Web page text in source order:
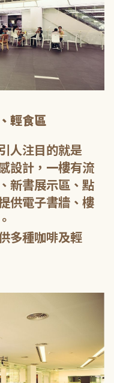
輕食區
人注目的就是
設計，一樓有流
新書展示區、點
供電子書牆、樓
多種咖啡及輕